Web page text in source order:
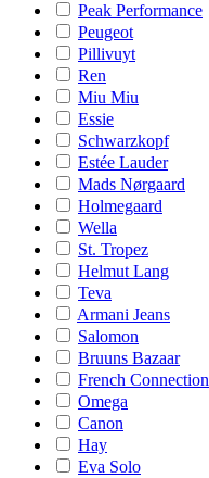
Peak Performance
Peugeot
Pillivuyt
Ren
Miu Miu
Essie
Schwarzkopf
Estée Lauder
Mads Nørgaard
Holmegaard
Wella
St. Tropez
Helmut Lang
Teva
Armani Jeans
Salomon
Bruuns Bazaar
French Connection
Omega
Canon
Hay
Eva Solo